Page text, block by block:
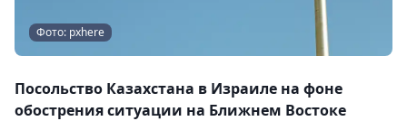
Фото: pxhere
Посольство Казахстана в Израиле на фоне
обострения ситуации на Ближнем Востоке